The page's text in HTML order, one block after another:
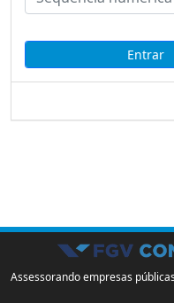
Assessorando empresas